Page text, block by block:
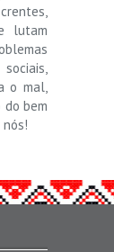
lutam
o mal,
bem